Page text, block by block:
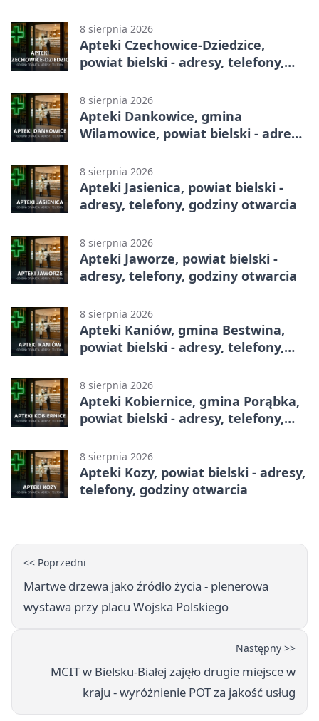
8 sierpnia 2026
Apteki Czechowice-Dziedzice,
powiat bielski - adresy, telefony,
8 sierpnia 2026
Apteki Dankowice, gmina
Wilamowice, powiat bielski - adresy,
8 sierpnia 2026
Apteki Jasienica, powiat bielski -
adresy, telefony, godziny otwarcia
8 sierpnia 2026
Apteki Jaworze, powiat bielski -
adresy, telefony, godziny otwarcia
8 sierpnia 2026
Apteki Kaniów, gmina Bestwina,
powiat bielski - adresy, telefony,
8 sierpnia 2026
Apteki Kobiernice, gmina Porąbka,
powiat bielski - adresy, telefony,
8 sierpnia 2026
Apteki Kozy, powiat bielski - adresy,
telefony, godziny otwarcia
<< Poprzedni
Martwe drzewa jako źródło życia - plenerowa
wystawa przy placu Wojska Polskiego
Następny >>
MCIT w Bielsku-Białej zajęło drugie miejsce w
kraju - wyróżnienie POT za jakość usług